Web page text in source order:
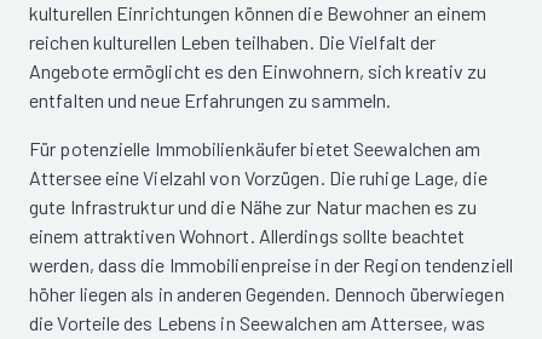
kulturellen Einrichtungen können die Bewohner an einem
reichen kulturellen Leben teilhaben. Die Vielfalt der
Angebote ermöglicht es den Einwohnern, sich kreativ zu
entfalten und neue Erfahrungen zu sammeln.
Für potenzielle Immobilienkäufer bietet Seewalchen am
Attersee eine Vielzahl von Vorzügen. Die ruhige Lage, die
gute Infrastruktur und die Nähe zur Natur machen es zu
einem attraktiven Wohnort. Allerdings sollte beachtet
werden, dass die Immobilienpreise in der Region tendenziell
höher liegen als in anderen Gegenden. Dennoch überwiegen
die Vorteile des Lebens in Seewalchen am Attersee, was